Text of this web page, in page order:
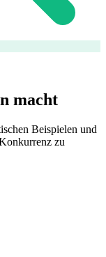
macht
Beispielen und
zu